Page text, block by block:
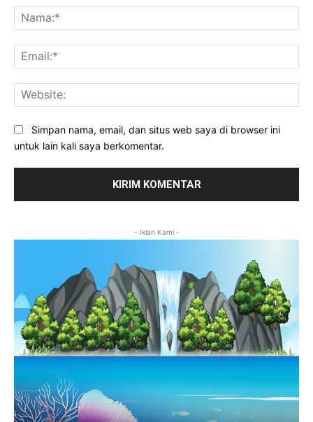
Simpan nama, email, dan situs web saya di browser ini
untuk lain kali saya berkomentar.
- Iklan Kami -